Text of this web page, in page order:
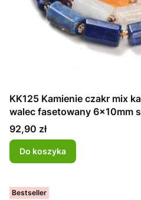
KK125 Kamienie czakr mix
walec fasetowany 6x10mm
Cena
92,90 zł
Do koszyka
Bestseller